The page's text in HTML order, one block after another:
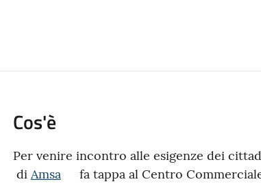
Cos'è
Per venire incontro alle esigenze dei
di Amsa
fa tappa al Centro